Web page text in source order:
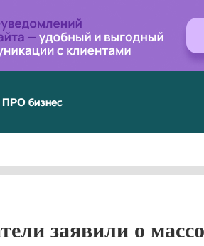
ПРО бизнес
заявили о